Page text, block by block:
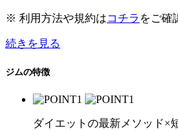
※ 利用方法や規約はコチラ をご確
続きを見る
ジムの特徴
ダイエットの最新メソッド×